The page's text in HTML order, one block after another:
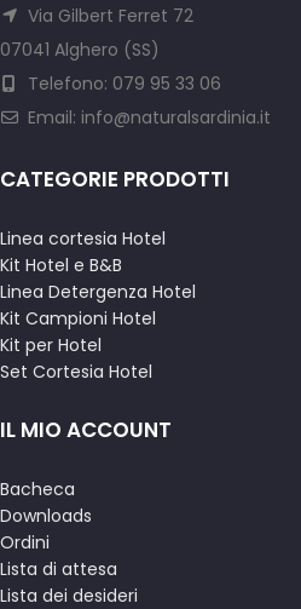
Via Gilbert Ferret 72
07041 Alghero (SS)
Telefono: 079 95 33 06
Email: info@naturalsardinia.it
CATEGORIE PRODOTTI
Linea cortesia Hotel
Kit Hotel e B&B
Linea Detergenza Hotel
Kit Campioni Hotel
Kit per Hotel
Set Cortesia Hotel
IL MIO ACCOUNT
Bacheca
Downloads
Ordini
Lista di attesa
Lista dei desideri